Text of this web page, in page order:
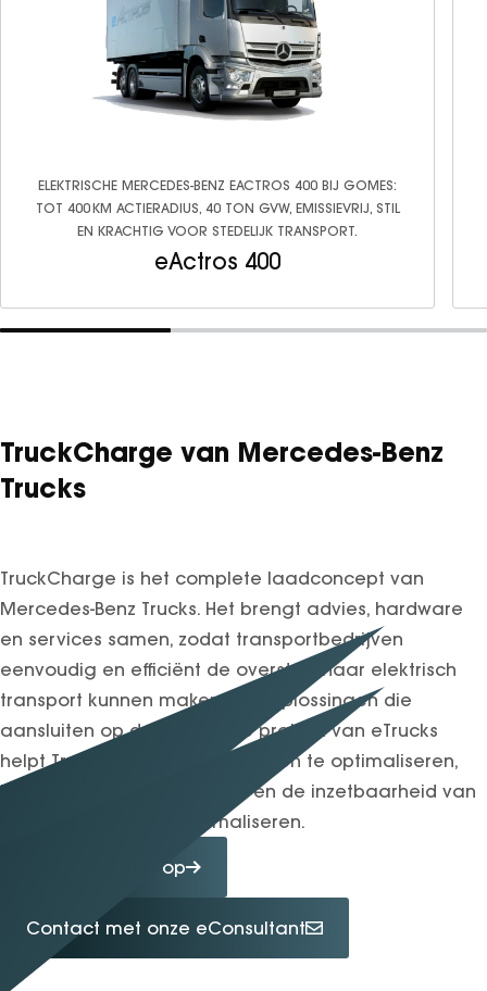
ELEKTRISCHE MERCEDES-BENZ EACTROS 400 BIJ GOMES:
TOT 400 KM ACTIERADIUS, 40 TON GVW, EMISSIEVRIJ, STIL
EN KRACHTIG VOOR STEDELIJK TRANSPORT.
eActros 400
TruckCharge van Mercedes-Benz
Trucks
TruckCharge is het complete laadconcept van
Mercedes-Benz Trucks. Het brengt advies, hardware
en services samen, zodat transportbedrijven
eenvoudig en efficiënt de overstap naar elektrisch
transport kunnen maken. Met oplossingen die
aansluiten op de dagelijkse praktijk van eTrucks
helpt TruckCharge om laadtijden te optimaliseren,
kosten inzichtelijk te maken en de inzetbaarheid van
het wagenpark te maximaliseren.
Neem contact op
Contact met onze eConsultant